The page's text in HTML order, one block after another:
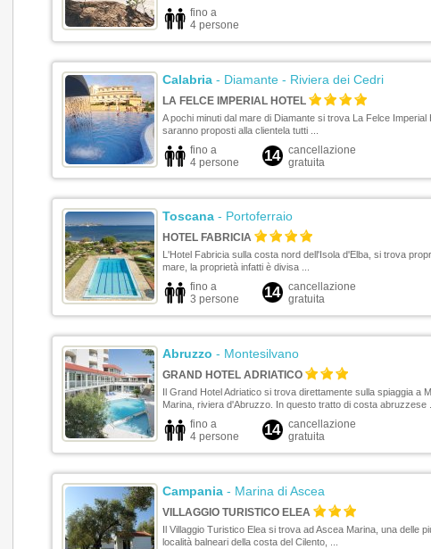
fino a
4 persone
Calabria- Diamante - Riviera dei Cedri
LA FELCE IMPERIAL HOTEL
A pochi minuti dal mare di Diamante si trova La Felce Imperial
saranno proposti alla clientela tutti ...
fino a
4 persone
14
cancellazione
gratuita
Toscana- Portoferraio
HOTEL FABRICIA
L'Hotel Fabricia sulla costa nord dell'Isola d'Elba, si trova
mare, la proprietà infatti è divisa ...
fino a
3 persone
14
cancellazione
gratuita
Abruzzo - Montesilvano
GRAND HOTEL ADRIATICO
Il Grand Hotel Adriatico si trova direttamente sulla spiaggia a
Marina, riviera d'Abruzzo. In questo tratto di costa abruzzese ...
fino a
4 persone
14
cancellazione
gratuita
Campania- Marina di Ascea
VILLAGGIO TURISTICO ELEA
Il Villaggio Turistico Elea si trova ad Ascea Marina, una delle
località balneari della costa del Cilento, ...